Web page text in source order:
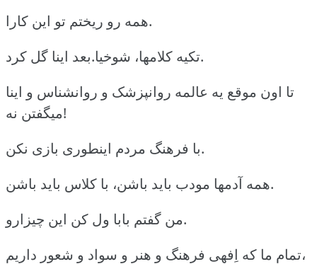
همه رو ریختم تو این کارا.
تکیه کلامها، شوخیا.بعد اینا گل کرد.
تا اون موقع یه عالمه روانپزشک و روانشناس و اینا
میگفتن نه!
با فرهنگ مردم اینطوری بازی نکن.
همه آدمها مودب باید باشن، با کلاس باید باشن.
من گفتم بابا ول کن این چیزارو.
تمام ما که اِفهی فرهنگ و هنر و سواد و شعور داریم،